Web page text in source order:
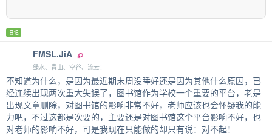
日记
FMSL.JiA
绿水、青山、空谷、流云！
不知道为什么，是因为最近期末周没睡好还是因为其他什么原因，已
经连续出现两次重大失误了，图书馆作为学校一个重要的平台，老是
出现文章删除，对图书馆的影响非常不好，老师应该也会怀疑我的能
力吧，不过这都是次要的，主要还是对图书馆这个平台影响不好，也
对老师的影响不好，可是我现在只能做的却只有说：对不起！